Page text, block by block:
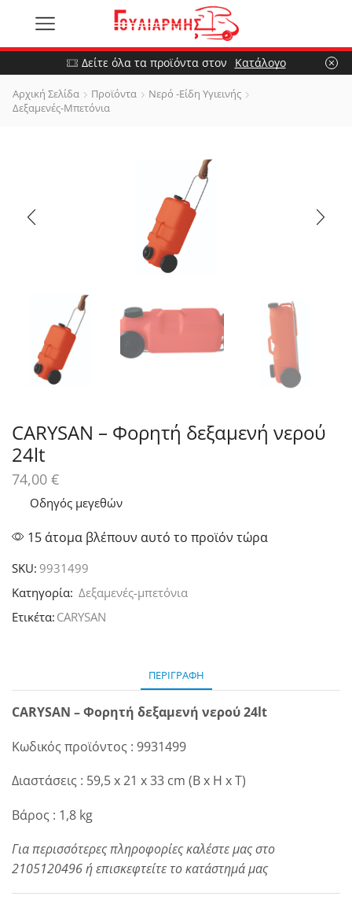
Δείτε όλα τα προϊόντα στον Κατάλογο
Αρχική Σελίδα Προϊόντα
Νερό -Είδη Υγιεινής
Δεξαμενές-Μπετόνια
CARYSAN – Φορητή δεξαμενή νερού
24lt
74,00 €
Οδηγός μεγεθών
15 άτομα βλέπουν αυτό το προϊόν τώρα
SKU: 9931499
Κατηγορία: Δεξαμενές-μπετόνια
Ετικέτα: CARYSAN
ΠΕΡΙΓΡΑΦΉ
CARYSAN – Φορητή δεξαμενή νερού 24lt
Κωδικός προϊόντος : 9931499
Διαστάσεις : 59,5 x 21 x 33 cm (B x H x T)
Βάρος : 1,8 kg
Για περισσότερες πληροφορίες καλέστε μας στο
2105120496 ή επισκεφτείτε το κατάστημά μας